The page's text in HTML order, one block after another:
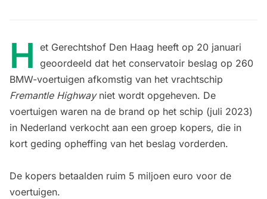
H et Gerechtshof Den Haag heeft op 20 januari
geoordeeld dat het conservatoir beslag op 260
BMW-voertuigen afkomstig van het vrachtschip
Fremantle Highwayniet wordt opgeheven. De
voertuigen waren na de brand op het schip (juli 2023)
in Nederland verkocht aan een groep kopers, die in
kort geding opheffing van het beslag vorderden.
De kopers betaalden ruim 5 miljoen euro voor de
voertuigen.